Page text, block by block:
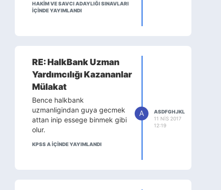
HAKİM VE SAVCI ADAYLIĞI SINAVLARI
IÇINDE YAYIMLANDI
RE: HalkBank Uzman
Yardımcılığı Kazananlar
Mülakat
Bence halkbank
uzmanligindan guya gecmek
attan inip essege binmek gibi
olur.
KPSS A IÇINDE YAYIMLANDI
A
ASDFGHJKL
11 NIS 2017
12:19